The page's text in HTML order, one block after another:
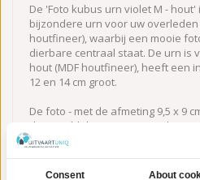
De 'Foto kubus urn violet M -
bijzondere urn voor uw
houtfineer), waarbij een mooie
dierbare centraal staat. De urn is
hout (MDF houtfineer), heeft een
12 en 14 cm groot.
De foto - met de afmeting 9,5 x 9
door middel van een speciale
Consent About